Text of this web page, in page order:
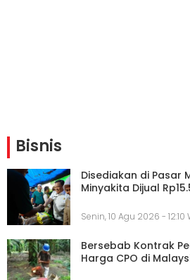
Bisnis
Disediakan di Pasar
Minyakita Dijual
Senin, 10 Agu 2026 - 12:10
Bersebab Kontrak
Harga CPO di